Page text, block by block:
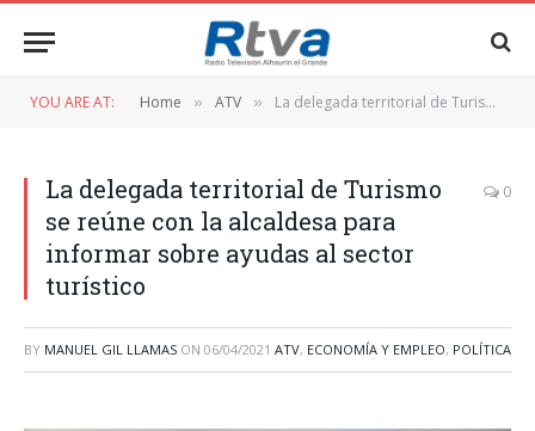
YOU ARE AT: Home » ATV » La delegada territorial de Turismo se reúne con la alcaldesa para informar sobre ayudas al sector turístico
La delegada territorial de Turismo
se reúne con la alcaldesa para
informar sobre ayudas al sector
turístico
0
BY MANUEL GIL LLAMAS ON 06/04/2021 ATV, ECONOMÍA Y EMPLEO, POLÍTICA